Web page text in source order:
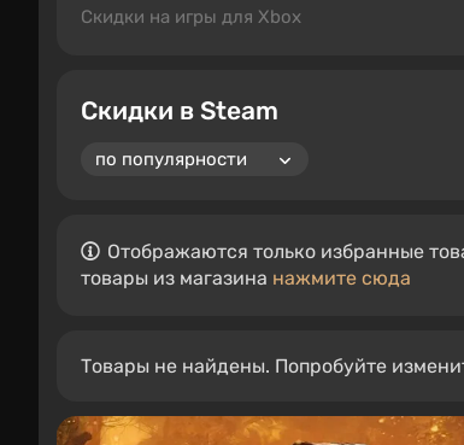
Скидки на игры для Xbox
Скидки в Steam
Отображаются только избранные
товары из магазина нажмите сюда
Товары не найдены. Попробуйте